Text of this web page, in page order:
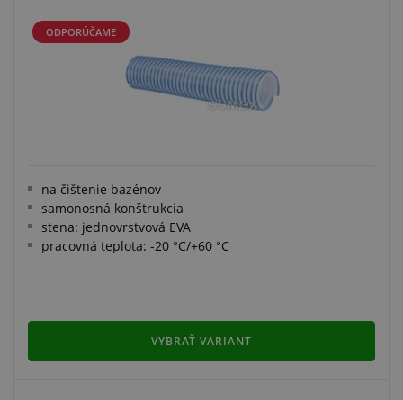
ODPORÚČAME
na čištenie bazénov
samonosná konštrukcia
stena: jednovrstvová EVA
pracovná teplota: -20 °C/+60 °C
VYBRAŤ VARIANT